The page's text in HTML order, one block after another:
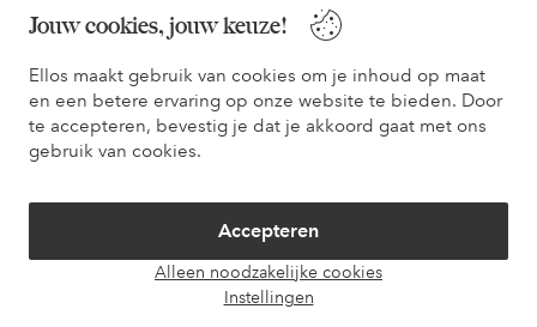
Jouw cookies, jouw keuze!
Ellos maakt gebruik van cookies om je inhoud op maat
en een betere ervaring op onze website te bieden. Door
te accepteren, bevestig je dat je akkoord gaat met ons
gebruik van cookies.
Accepteren
Alleen noodzakelijke cookies
Instellingen
Wil je meer weten over
onze betaalopties
Facebook Instagram Pinterest Youtube